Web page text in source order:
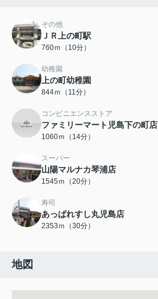
その他
ＪＲ上の町駅
760ｍ（10分）
幼稚園
上の町幼稚園
844ｍ（11分）
コンビニエンスストア
ファミリーマート児島下の町店
1060ｍ（14分）
スーパー
山陽マルナカ琴浦店
1545ｍ（20分）
寿司
あっぱれすし丸児島店
2353ｍ（30分）
地図